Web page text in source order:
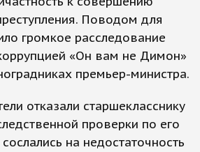
Поводом для
громкое расследование
«Он вам не Димон»
премьер-министра.
отказали старшекласснику
проверки по его
на недостаточность